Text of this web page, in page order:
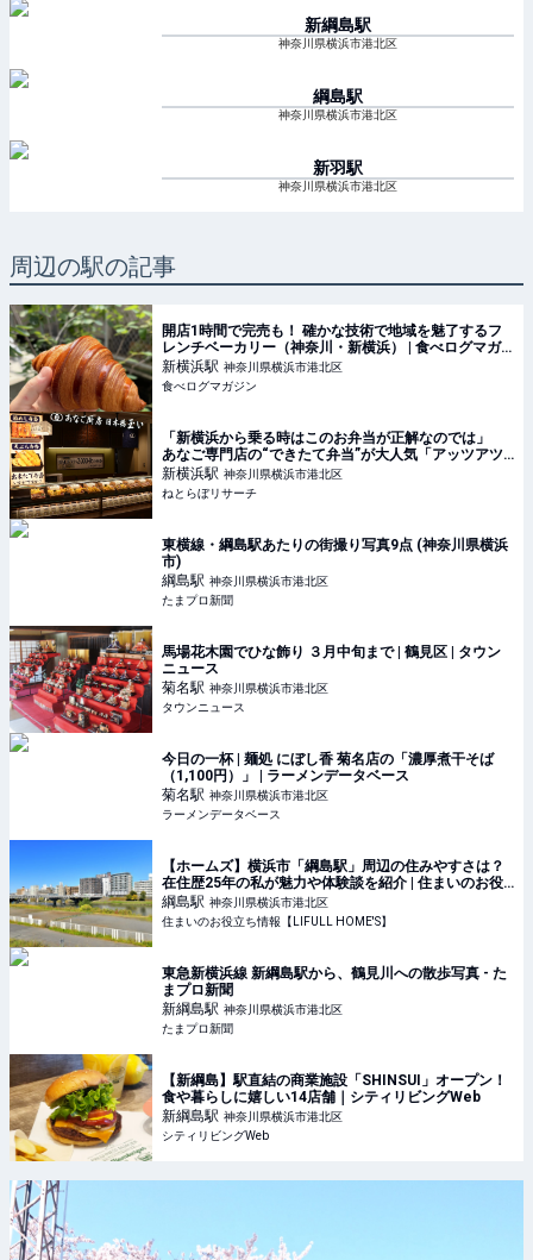
新綱島駅
神奈川県横浜市港北区
綱島駅
神奈川県横浜市港北区
新羽駅
神奈川県横浜市港北区
周辺の駅の記事
開店1時間で完売も！ 確かな技術で地域を魅了するフ
レンチベーカリー（神奈川・新横浜） | 食べログマガ
ジン
新横浜駅 神奈川県横浜市港北区
食べログマガジン
「新横浜から乗る時はこのお弁当が正解なのでは」
あなご専門店の“できたて弁当”が大人気「アッツアツ
のホックホク」「ひっくり返るくらい美味しかった」
（1/3） | グルメ ねとらぼリサーチ
新横浜駅 神奈川県横浜市港北区
ねとらぼリサーチ
東横線・綱島駅あたりの街撮り写真9点 (神奈川県横浜
市)
綱島駅 神奈川県横浜市港北区
たまプロ新聞
馬場花木園でひな飾り ３月中旬まで | 鶴見区 | タウン
ニュース
菊名駅 神奈川県横浜市港北区
タウンニュース
今日の一杯 | 麺処 にぼし香 菊名店の「濃厚煮干そば
（1,100円）」 | ラーメンデータベース
菊名駅 神奈川県横浜市港北区
ラーメンデータベース
【ホームズ】横浜市「綱島駅」周辺の住みやすさは？
在住歴25年の私が魅力や体験談を紹介 | 住まいのお役
立ち情報
綱島駅 神奈川県横浜市港北区
住まいのお役立ち情報【LIFULL HOME'S】
東急新横浜線 新綱島駅から、鶴見川への散歩写真 - た
まプロ新聞
新綱島駅 神奈川県横浜市港北区
たまプロ新聞
【新綱島】駅直結の商業施設「SHINSUI」オープン！
食や暮らしに嬉しい14店舗｜シティリビングWeb
新綱島駅 神奈川県横浜市港北区
シティリビングWeb